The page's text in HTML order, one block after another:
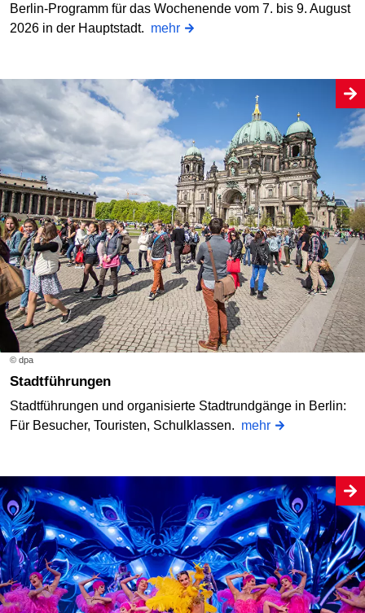
Berlin-Programm für das Wochenende vom 7. bis 9. August
2026 in der Hauptstadt. mehr
© dpa
Stadtführungen
Stadtführungen und organisierte Stadtrundgänge in Berlin:
Für Besucher, Touristen, Schulklassen. mehr